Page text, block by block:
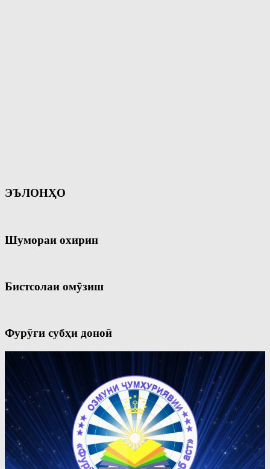
ЭЪЛОНҲО
Шумораи охирин
Бистсолаи омӯзиш
Фурӯғи субҳи доноӣ